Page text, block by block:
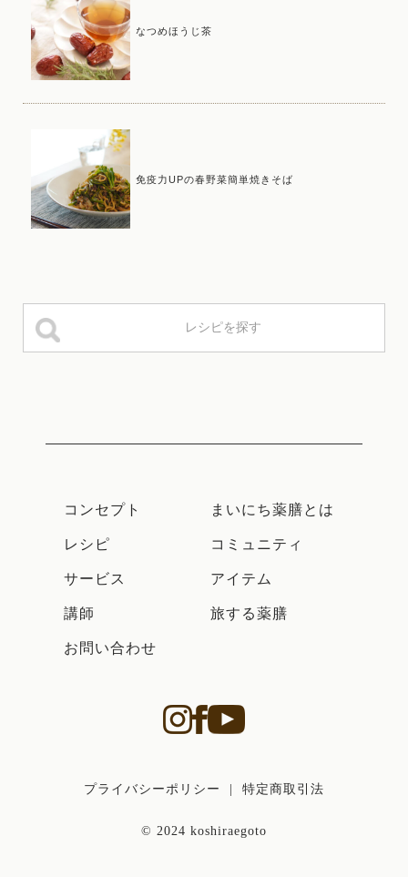
なつめほうじ茶
免疫力UPの春野菜簡単焼きそば
コンセプト まいにち薬膳とは
レシピ コミュニティ
サービス アイテム
講師 旅する薬膳
お問い合わせ
プライバシーポリシー 特定商取引法
© 2024 koshiraegoto